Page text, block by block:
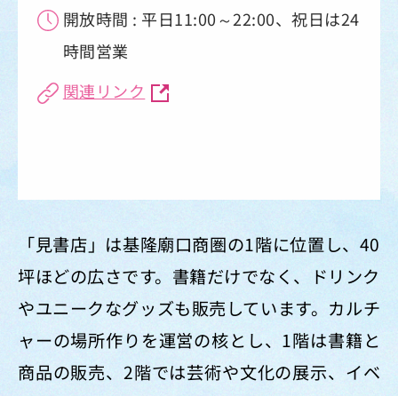
開放時間 : 平日11:00～22:00、祝日は24
時間営業
関連リンク
「見書店」は基隆廟口商圏の1階に位置し、40
坪ほどの広さです。書籍だけでなく、ドリンク
やユニークなグッズも販売しています。カルチ
ャーの場所作りを運営の核とし、1階は書籍と
商品の販売、2階では芸術や文化の展示、イベ